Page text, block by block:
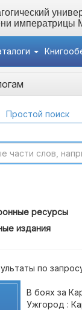
Простой поиск
ресурсы
издания
по
В боях за
Ужгород :